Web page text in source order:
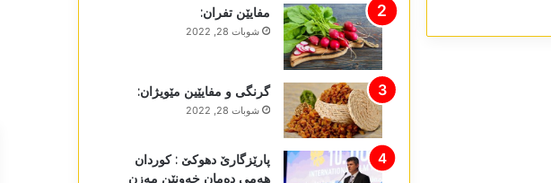
مفایێن تفران:
شوبات 28, 2022
گرنگی و مفایێین مێویژان:
شوبات 28, 2022
پارێزگارێ دھوکێ : کوردان
ھەمی دەمان خەونێن مەزن